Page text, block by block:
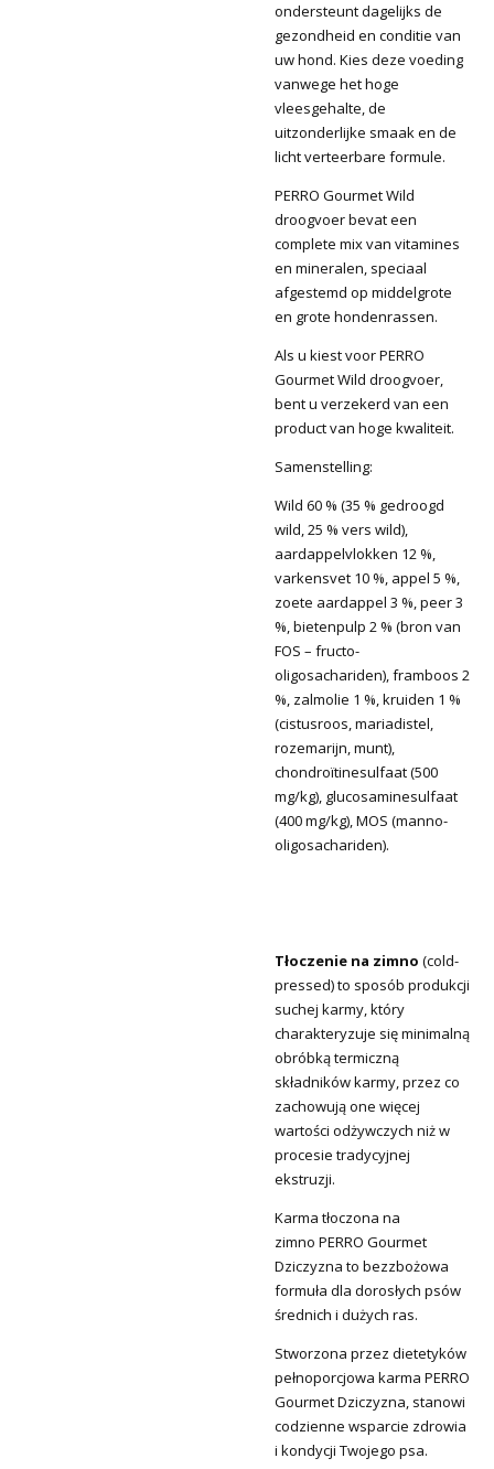
ondersteunt dagelijks de
gezondheid en conditie van
uw hond. Kies deze voeding
vanwege het hoge
vleesgehalte, de
uitzonderlijke smaak en de
licht verteerbare formule.
PERRO Gourmet Wild
droogvoer bevat een
complete mix van vitamines
en mineralen, speciaal
afgestemd op middelgrote
en grote hondenrassen.
Als u kiest voor PERRO
Gourmet Wild droogvoer,
bent u verzekerd van een
product van hoge kwaliteit.
Samenstelling:
Wild 60 % (35 % gedroogd
wild, 25 % vers wild),
aardappelvlokken 12 %,
varkensvet 10 %, appel 5 %,
zoete aardappel 3 %, peer 3
%, bietenpulp 2 % (bron van
FOS – fructo-
oligosachariden), framboos 2
%, zalmolie 1 %, kruiden 1 %
(cistusroos, mariadistel,
rozemarijn, munt),
chondroïtinesulfaat (500
mg/kg), glucosaminesulfaat
(400 mg/kg), MOS (manno-
oligosachariden).
Tłoczenie na zimno (cold-
pressed) to sposób produkcji
suchej karmy, który
charakteryzuje się minimalną
obróbką termiczną
składników karmy, przez co
zachowują one więcej
wartości odżywczych niż w
procesie tradycyjnej
ekstruzji.
Karma tłoczona na
zimno PERRO Gourmet
Dziczyzna to bezzbożowa
formuła dla dorosłych psów
średnich i dużych ras.
Stworzona przez dietetyków
pełnoporcjowa karma PERRO
Gourmet Dziczyzna, stanowi
codzienne wsparcie zdrowia
i kondycji Twojego psa.